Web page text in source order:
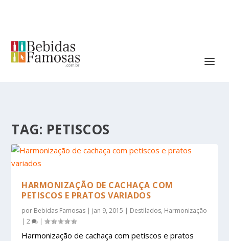
TAG: PETISCOS
HARMONIZAÇÃO DE CACHAÇA COM
PETISCOS E PRATOS VARIADOS
por Bebidas Famosas | jan 9, 2015 | Destilados, Harmonização
|2 |
Harmonização de cachaça com petiscos e pratos